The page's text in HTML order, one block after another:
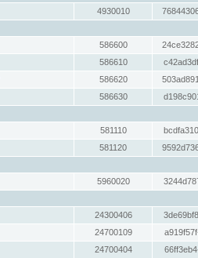
4930010
586600
586610
586620
586630
581110
581120
5960020
24300406
24700109
24700404